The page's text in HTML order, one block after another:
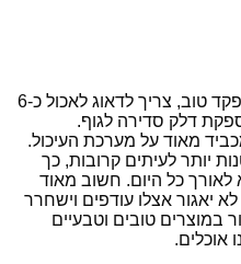
כדי להמשיך לדאוג לגוף שלנו שיתפקד טוב, צריך לדאוג לאכול כ-6
דלק סדירה לגוף.
מאוד על מערכת העיכול.
יותר לעיתים קרובות, כך
כל היום. חשוב מאוד
יאגור אצלו עודפים וישחרר
במוצרים טובים וטבעיים
אוכלים.